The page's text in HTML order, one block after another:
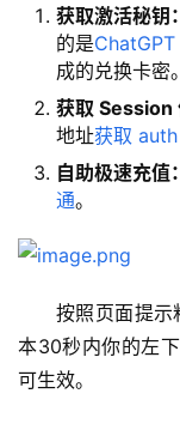
获取激活秘钥：
的是ChatGPT
成的兑换卡密。
获取 Session
地址获取
自助极速充值：
通。
按照页面提示
本30秒内你的左
可生效。